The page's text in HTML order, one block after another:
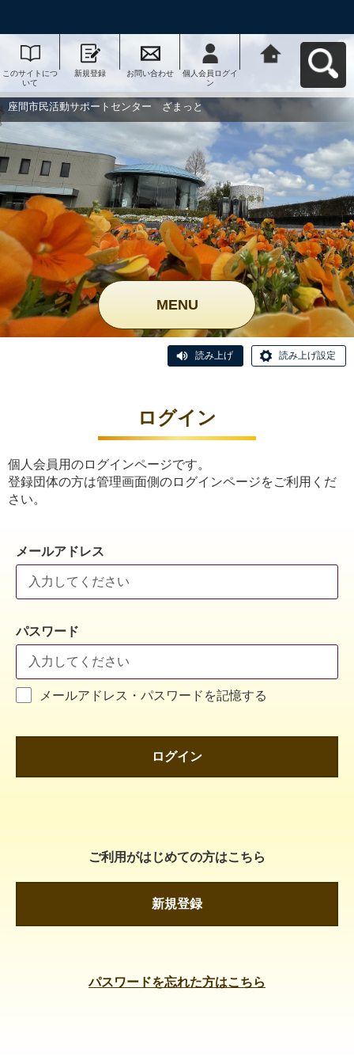
このサイトにつ
いて
新規登録 お問い合わせ
個人会員ログイ
ン
ー ざまっとへ
座間市民活動サポートセンター ざまっと
MENU
読み上げ 読み上げ設定
ログイン
個人会員用のログインページです。
登録団体の方は管理画面側のログインページをご利用くだ
さい。
メールアドレス
パスワード
メールアドレス・パスワードを記憶する
ログイン
ご利用がはじめての方はこちら
新規登録
パスワードを忘れた方はこちら